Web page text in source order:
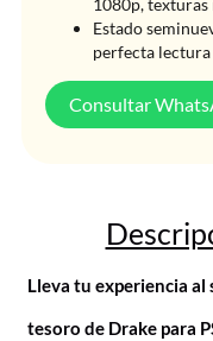
1080p, texturas
Estado
perfecta
Consultar
Lleva tu experiencia
tesoro de Drake para